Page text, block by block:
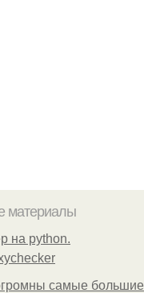
материалы
на python.
самые большие